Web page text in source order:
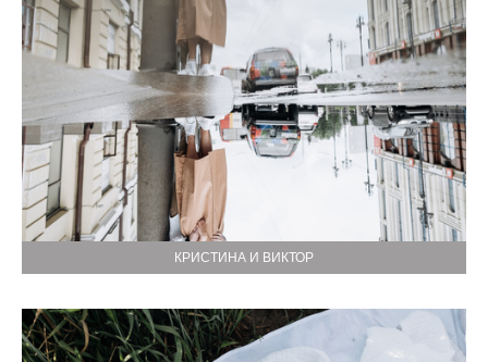
КРИСТИНА И ВИКТОР